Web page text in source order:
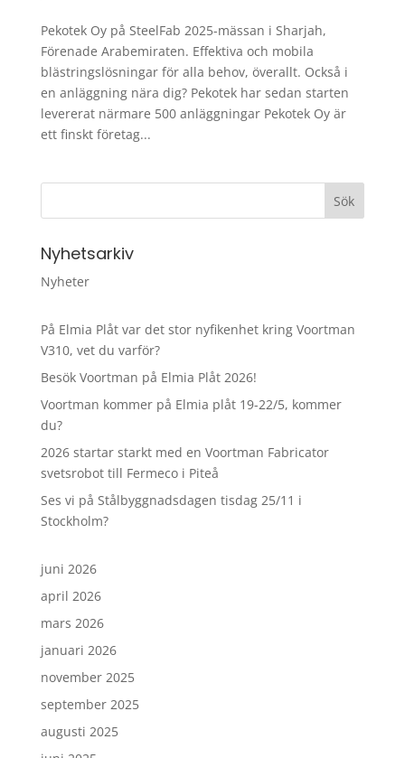
Pekotek Oy på SteelFab 2025-mässan i Sharjah,
Förenade Arabemiraten. Effektiva och mobila
blästringslösningar för alla behov, överallt. Också i
en anläggning nära dig? Pekotek har sedan starten
levererat närmare 500 anläggningar Pekotek Oy är
ett finskt företag...
Nyhetsarkiv
Nyheter
På Elmia Plåt var det stor nyfikenhet kring Voortman
V310, vet du varför?
Besök Voortman på Elmia Plåt 2026!
Voortman kommer på Elmia plåt 19-22/5, kommer
du?
2026 startar starkt med en Voortman Fabricator
svetsrobot till Fermeco i Piteå
Ses vi på Stålbyggnadsdagen tisdag 25/11 i
Stockholm?
juni 2026
april 2026
mars 2026
januari 2026
november 2025
september 2025
augusti 2025